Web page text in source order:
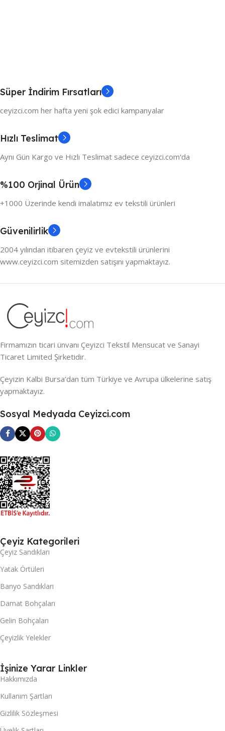
Süper İndirim Fırsatları
ceyizci.com her hafta yeni şok edici kampanyalar
Hızlı Teslimat
Aynı Gün Kargo ve Hızlı Teslimat sadece ceyizci.com'da
%100 Orjinal Ürün
+1000 Üzerinde kendi imalatımız ev tekstili ürünleri
Güvenilirlik
2004 yılından itibaren çeyiz ve evtekstili ürünlerini
www.ceyizci.com sitemizden satışını yapmaktayız.
Firmamızın ticari ünvanı Çeyizci Tekstil Mensucat ve Sanayi
Ticaret Limited Şirketidir.
Çeyizin Kalbi Bursa’dan tüm Türkiye ve Avrupa ülkelerine satış
yapmaktayız.
Sosyal Medyada Ceyizci.com
Çeyiz Kategorileri
Çeyiz Sandıkları
Yatak Örtüleri
Banyo Sandıkları
Damat Bohçaları
Gelin Bohçaları
Çeyizlik Yelekler
İşinize Yarar Linkler
Hakkımızda
Kullanım Şartları
Gizlilik Sözleşmesi